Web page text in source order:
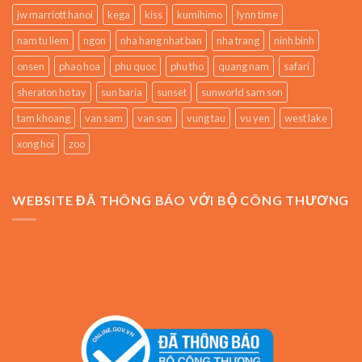
jw marriott hanoi kega kiss kumihimo
lynn time
nam tu liem
ngon nha hang nhat ban nha trang
ninh binh
onsen
phao hoa phu quoc phu tho quang nam
safari
sheraton ho tay
sun baria sunset
sunworld sam son
tam khoang
van sam van son vung tau vu yen
west lake
xong hoi
zoo
WEBSITE ĐÃ THÔNG BÁO VỚI BỘ CÔNG THƯƠNG